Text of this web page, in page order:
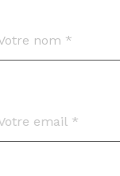
Fieldset